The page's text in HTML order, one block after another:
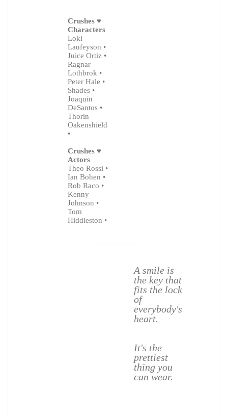
Crushes ♥
Characters
Loki
Laufeyson •
Juice Ortiz •
Ragnar
Lothbrok •
Peter Hale •
Shades •
Joaquin
DeSantos •
Thorin
Oakenshield
•
Crushes ♥
Actors
Theo Rossi •
Ian Bohen •
Rob Raco •
Kenny
Johnson •
Tom
Hiddleston •
A smile is
the key that
fits the lock
of
everybody's
heart.
It's the
prettiest
thing you
can wear.